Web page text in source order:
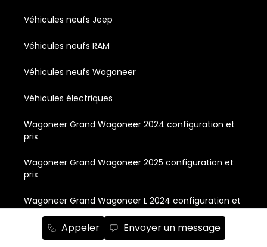
Appeler Envoyer un message
Véhicules neufs Jeep
Véhicules neufs RAM
Véhicules neufs Wagoneer
Véhicules électriques
Wagoneer Grand Wagoneer 2024 configuration et
prix
Wagoneer Grand Wagoneer 2025 configuration et
prix
Wagoneer Grand Wagoneer L 2024 configuration et
prix
Wagoneer Grand Wagoneer L 2025 configuration et